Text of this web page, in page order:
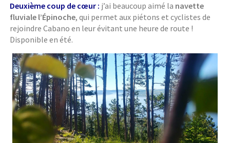
Deuxième coup de cœur : j’ai beaucoup aimé la navette
fluviale l’Épinoche, qui permet aux piétons et cyclistes de
rejoindre Cabano en leur évitant une heure de route !
Disponible en été.